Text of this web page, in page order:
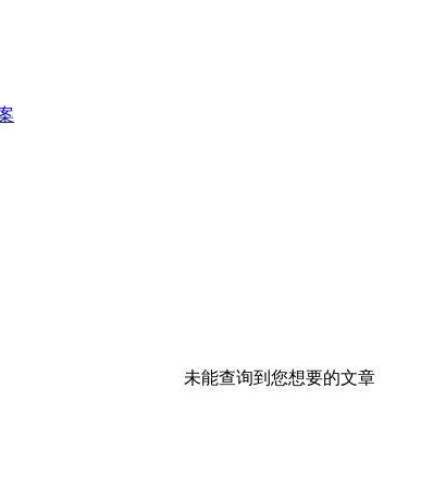
未能查询到您想要的文章